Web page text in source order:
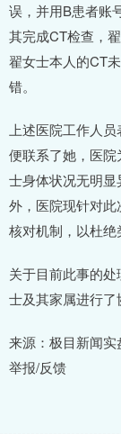
误，并用B患者账
其完成CT检查，
翟女士本人的CT
错。
上述医院工作人员
便联系了她，医
士身体状况无明
外，医院现针对
核对机制，以杜绝
关于目前此事的
士及其家属进行了
来源：极目新闻实
举报/反馈